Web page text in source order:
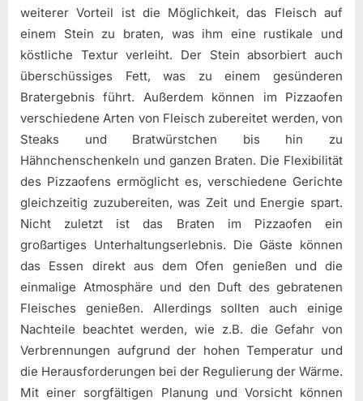
weiterer Vorteil ist die Möglichkeit, das Fleisch auf
einem Stein zu braten, was ihm eine rustikale und
köstliche Textur verleiht. Der Stein absorbiert auch
überschüssiges Fett, was zu einem gesünderen
Bratergebnis führt. Außerdem können im Pizzaofen
verschiedene Arten von Fleisch zubereitet werden, von
Steaks und Bratwürstchen bis hin zu
Hähnchenschenkeln und ganzen Braten. Die Flexibilität
des Pizzaofens ermöglicht es, verschiedene Gerichte
gleichzeitig zuzubereiten, was Zeit und Energie spart.
Nicht zuletzt ist das Braten im Pizzaofen ein
großartiges Unterhaltungserlebnis. Die Gäste können
das Essen direkt aus dem Ofen genießen und die
einmalige Atmosphäre und den Duft des gebratenen
Fleisches genießen. Allerdings sollten auch einige
Nachteile beachtet werden, wie z.B. die Gefahr von
Verbrennungen aufgrund der hohen Temperatur und
die Herausforderungen bei der Regulierung der Wärme.
Mit einer sorgfältigen Planung und Vorsicht können